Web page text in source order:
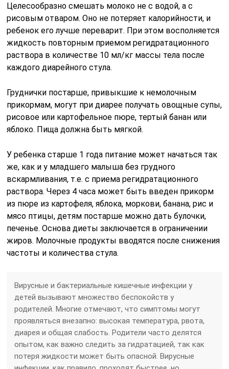
Целесообразно смешать молоко не с водой, а с
рисовым отваром. Оно не потеряет калорийности, и
ребенок его лучше переварит. При этом восполняется
жидкость повторным приемом регидратационного
раствора в количестве 10 мл/кг массы тела после
каждого диарейного стула.
Груднички постарше, привыкшие к немолочным
прикормам, могут при диарее получать овощные супы,
рисовое или картофельное пюре, тертый банан или
яблоко. Пища должна быть мягкой.
У ребенка старше 1 года питание может начаться так
же, как и у младшего малыша без грудного
вскармливания, т.е. с приема регидратационного
раствора. Через 4 часа может быть введен прикорм
из пюре из картофеля, яблока, моркови, банана, рис и
мясо птицы, детям постарше можно дать булочки,
печенье. Основа диеты заключается в ограничении
жиров. Молочные продукты вводятся после снижения
частоты и количества стула.
Вирусные и бактериальные кишечные инфекции у
детей вызывают множество беспокойств у
родителей. Многие отмечают, что симптомы могут
проявляться внезапно: высокая температура, рвота,
диарея и общая слабость. Родители часто делятся
опытом, как важно следить за гидратацией, так как
потеря жидкости может быть опасной. Вирусные